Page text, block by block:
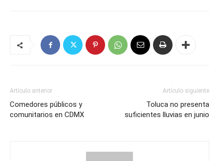
Artículo anterior
Comedores públicos y
comunitarios en CDMX
Artículo siguiente
Toluca no presenta
suficientes lluvias en junio